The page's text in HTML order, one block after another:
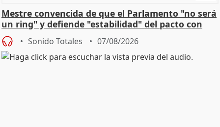
Mestre convencida de que el Parlamento "no será
un ring" y defiende "estabilidad" del pacto con
Vox
Sonido Totales 07/08/2026